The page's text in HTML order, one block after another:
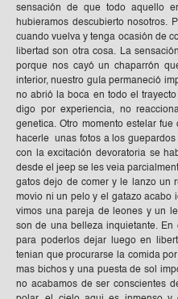
sensación de que todo aquello
hubieramos descubierto nosotros.
cuando vuelva y tenga ocasión de
libertad son otra cosa. La
porque nos cayó un chaparrón
interior, nuestro guía permaneció
no abrió la boca en todo el
digo por experiencia, no
genetica. Otro momento estelar
hacerle unas fotos a los
con la excitación devoratoria se
desde el jeep se les veia
gatos dejo de comer y le lanzo un
movio ni un pelo y el gatazo acabo
vimos una pareja de leones y un
son de una belleza inquietante.
para poderlos dejar luego en
tenian que procurarse la comida
mas bichos y una puesta de sol
no acabamos de ser conscientes